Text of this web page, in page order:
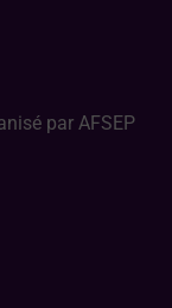
par AFSEP